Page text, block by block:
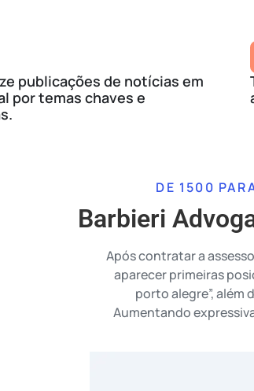
publicações de notícias em
por temas chaves e
DE 1500
Barbieri
Após contratar a
aparecer primeiras
porto alegre”, além
Aumentando